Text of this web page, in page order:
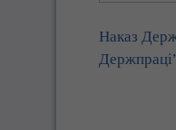
Наказ